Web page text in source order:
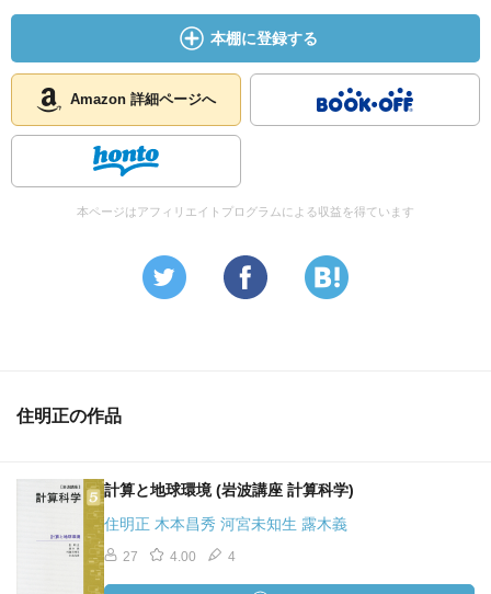
本棚に登録する
Amazon 詳細ページへ
本ページはアフィリエイトプログラムによる収益を得ています
住明正の作品
計算と地球環境 (岩波講座 計算科学)
住明正 木本昌秀 河宮未知生 露木義
27 4.00 4